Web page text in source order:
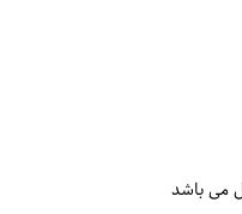
می باشد